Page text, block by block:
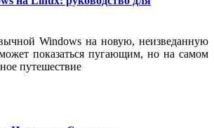
Windows на новую, неизведанную
показаться пугающим, но на самом
путешествие